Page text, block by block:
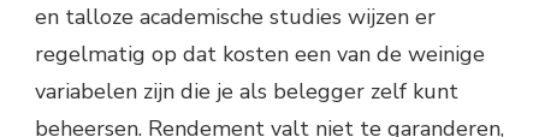
en talloze academische studies wijzen er
regelmatig op dat kosten een van de weinige
variabelen zijn die je als belegger zelf kunt
beheersen. Rendement valt niet te garanderen,